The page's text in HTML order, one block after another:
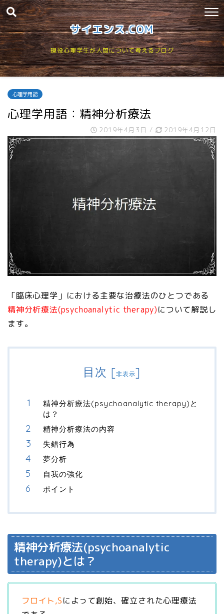
サイエンス.COM
現役心理学生が人間について考えるブログ
心理学用語
心理学用語：精神分析療法
2019年4月3日 / 2019年4月12日
「臨床心理学」における主要な治療法のひとつである
精神分析療法(psychoanalytic therapy)について解説し
ます。
目次 [非表示]
精神分析療法(psychoanalytic therapy)と
は？
精神分析療法の内容
失錯行為
夢分析
自我の強化
ポイント
精神分析療法(psychoanalytic
therapy)とは？
フロイト,Sによって創始、確立された心理療法